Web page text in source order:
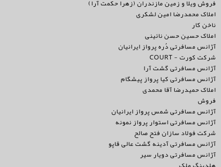
فروش ویلا و زمین مازندران (زهرا حکمت آرا)
املاک محمدرضا امین لشکری
ناخن کار
املاک حسین حسن نائینی
آژانس مسافرتی دُره پرواز ایرانیان
شرکت کورت - COURT
آژانس مسافرتی گشت آرا
آژانس مسافرتی کیا پرواز پیشگام
املاک حمیدرضا آقا محمدی
فروش
آژانس مسافرتی شمس پرواز ایرانیان
آژانس مسافرتی استوار پرواز نمونه
شرکت فولاد سازان فتح صالح
آژانس مسافرتی آدینه گشت عالی قاپو
آژانس مسافرتی دویار سیر